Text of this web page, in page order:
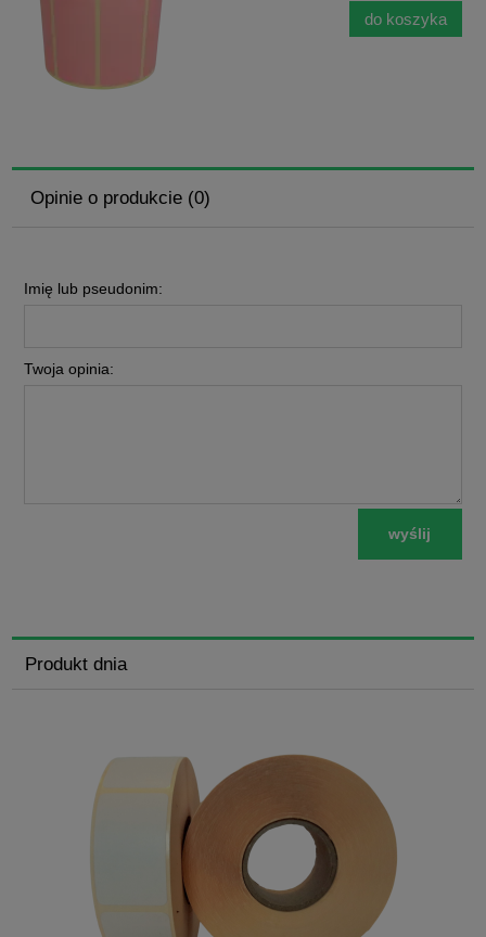
do koszyka
Opinie o produkcie (0)
Imię lub pseudonim:
Twoja opinia:
wyślij
Produkt dnia